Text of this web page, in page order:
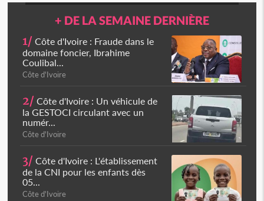
+ DE LA SEMAINE DERNIÈRE
1/ Côte d'Ivoire : Fraude dans le
domaine foncier, Ibrahime
Coulibal...
Côte d'Ivoire
2/ Côte d'Ivoire : Un véhicule de
la GESTOCI circulant avec un
numér...
Côte d'Ivoire
3/ Côte d'Ivoire : L'établissement
de la CNI pour les enfants dès
05...
Côte d'Ivoire